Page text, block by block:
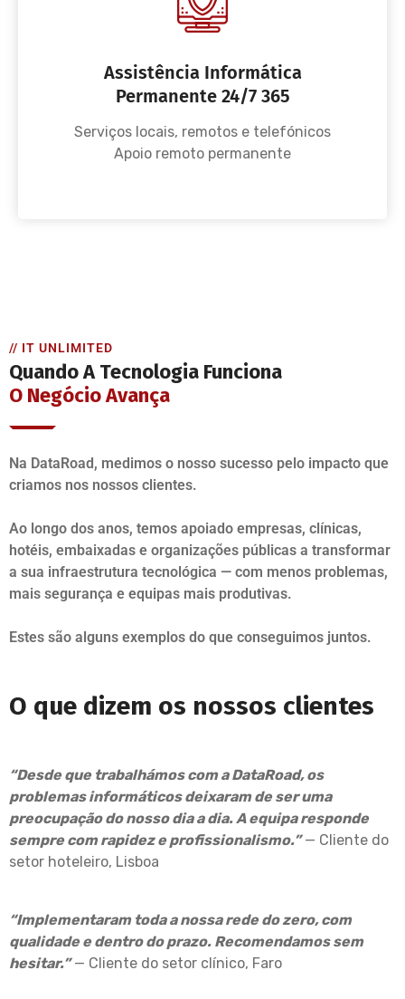
Assistência Informática
Permanente 24/7 365
Serviços locais, remotos e telefónicos
Apoio remoto permanente
// IT UNLIMITED
Quando A Tecnologia Funciona
O Negócio Avança
Na DataRoad, medimos o nosso sucesso pelo impacto que
criamos nos nossos clientes.
Ao longo dos anos, temos apoiado empresas, clínicas,
hotéis, embaixadas e organizações públicas a transformar
a sua infraestrutura tecnológica — com menos problemas,
mais segurança e equipas mais produtivas.
Estes são alguns exemplos do que conseguimos juntos.
O que dizem os nossos clientes
“Desde que trabalhámos com a DataRoad, os
problemas informáticos deixaram de ser uma
preocupação do nosso dia a dia. A equipa responde
sempre com rapidez e profissionalismo.”— Cliente do
setor hoteleiro, Lisboa
“Implementaram toda a nossa rede do zero, com
qualidade e dentro do prazo. Recomendamos sem
hesitar.”— Cliente do setor clínico, Faro